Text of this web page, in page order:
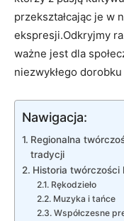
przekształcając je w
ekspresji.Odkryjmy
ważne jest dla
niezwykłego
Nawigacja:
Regionalna
tradycji
Historia twórczości
Rękodzieło
Muzyka i tańce
Współczesne